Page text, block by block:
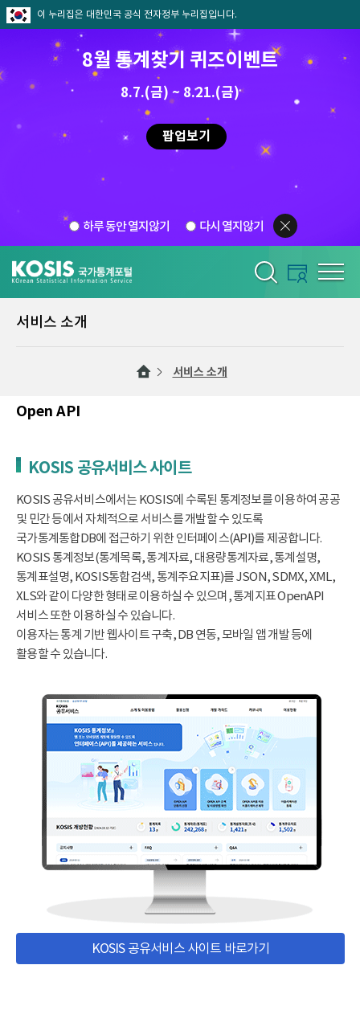
이 누리집은 대한민국 공식 전자정부 누리집입니다.
8월 통계찾기 퀴즈이벤트
8.7.(금) ~ 8.21.(금)
팝업보기
하루 동안 열지않기 다시 열지않기
서비스 소개
서비스 소개
Open API
KOSIS 공유서비스 사이트
KOSIS 공유서비스에서는 KOSIS에 수록된 통계정보를 이용하여 공공
및 민간 등에서 자체적으로 서비스를 개발할 수 있도록
국가통계통합DB에 접근하기 위한 인터페이스(API)를 제공합니다.
KOSIS 통계정보(통계목록, 통계자료, 대용량통계자료, 통계설명,
통계표설명, KOSIS통합검색, 통계주요지표)를 JSON, SDMX, XML,
XLS와 같이 다양한 형태로 이용하실 수 있으며, 통계지표 OpenAPI
서비스 또한 이용하실 수 있습니다.
이용자는 통계 기반 웹사이트 구축, DB 연동, 모바일 앱 개발 등에
활용할 수 있습니다.
KOSIS 공유서비스 사이트 바로가기